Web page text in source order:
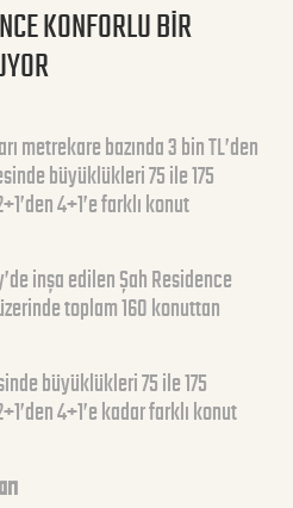
KONFORLU BİR
metrekare bazında 3 bin TL’den
büyüklükleri 75 ile 175
4+1’e farklı konut
inşa edilen Şah Residence
toplam 160 konuttan
büyüklükleri 75 ile 175
4+1’e kadar farklı konut